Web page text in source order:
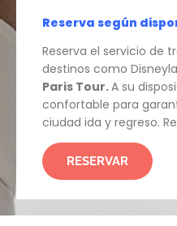
Reserva según
Reserva el servicio de
destinos como
Paris Tour.A su
confortable para
ciudad ida y regreso.
RESERVAR